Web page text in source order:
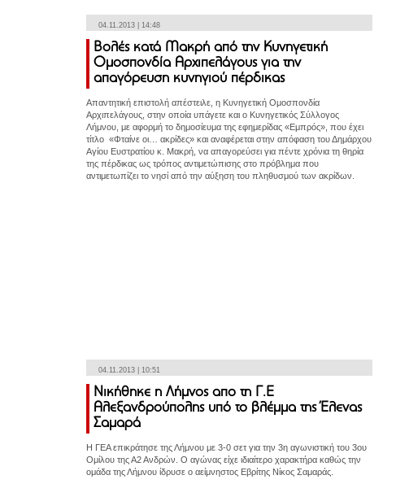
04.11.2013 | 14:48
Βολές κατά Μακρή από την Κυνηγετική
Ομοσπονδία Αρχιπελάγους για την
απαγόρευση κυνηγιού πέρδικας
Απαντητική επιστολή απέστειλε, η Κυνηγετική Ομοσπονδία
Αρχιπελάγους, στην οποία υπάγετε και ο Κυνηγετικός Σύλλογος
Λήμνου, με αφορμή το δημοσίευμα της εφημερίδας «Εμπρός», που έχει
τίτλο «Φταίνε οι… ακρίδες» και αναφέρεται στην απόφαση του Δημάρχου
Αγίου Ευστρατίου κ. Μακρή, να απαγορεύσει για πέντε χρόνια τη θηρία
της πέρδικας ως τρόπος αντιμετώπισης στο πρόβλημα που
αντιμετωπίζει το νησί από την αύξηση του πληθυσμού των ακρίδων.
04.11.2013 | 10:51
Νικήθηκε η Λήμνος απο τη Γ.Ε
Αλεξανδρούπολης υπό το βλέμμα της Έλενας
Σαμαρά
Η ΓΕΑ επικράτησε της Λήμνου με 3-0 σετ για την 3η αγωνιστική του 3ου
Ομίλου της Α2 Ανδρών. Ο αγώνας είχε ιδιαίτερο χαρακτήρα καθώς την
ομάδα της Λήμνου ίδρυσε ο αείμνηστος Εβρίτης Νίκος Σαμαράς.